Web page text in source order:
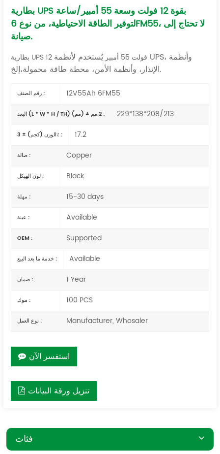
بطارية UPS بقوة 12 فولت وسعة 55 أمبير/ساعة
لتوفير الطاقة الاحتياطية، من نوع 6FM55، لا تحتاج إلى
صيانة.
بطارية UPS 12 فولت 55 أمبير
يُستخدم لأنظمة UPS، وأنظمة
الإنذار، وأنظمة الأمن، محطة طاقة محمولة، إلخ.
رقم الصنف : 12V55Ah 6FM55
البعد (L * W * H / TH) (مم) ± 2 مم : 229*138*208/213
الوزن (كجم) ± 3٪ : 17.2
صالة : Copper
لون الهيكل : Black
مهلة : 15-30 days
عينة : Available
OEM : Supported
خدمة ما بعد البيع : Available
ضمان : 1 Year
موك : 100 PCS
نوع العمل : Manufacturer, Whosaler
استفسر الآن
تنزيل ورقة البيانات
فئات